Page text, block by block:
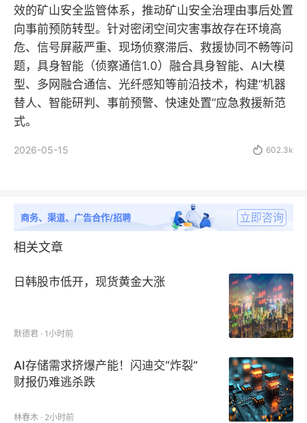
效的矿山安全监管体系，推动矿山安全治理由事后处置
向事前预防转型。针对密闭空间灾害事故存在环境高
危、信号屏蔽严重、现场侦察滞后、救援协同不畅等问
题，具身智能（侦察通信1.0）融合具身智能、AI大模
型、多网融合通信、光纤感知等前沿技术，构建“机器
替人、智能研判、事前预警、快速处置”应急救援新范
式。
2026-05-15  602.3k
商务、渠道、广告合作/招聘 立即咨询
相关文章
日韩股市低开，现货黄金大涨
默德君 · 1小时前
AI存储需求挤爆产能！闪迪交“炸裂”
财报仍难逃杀跌
林春木 · 2小时前